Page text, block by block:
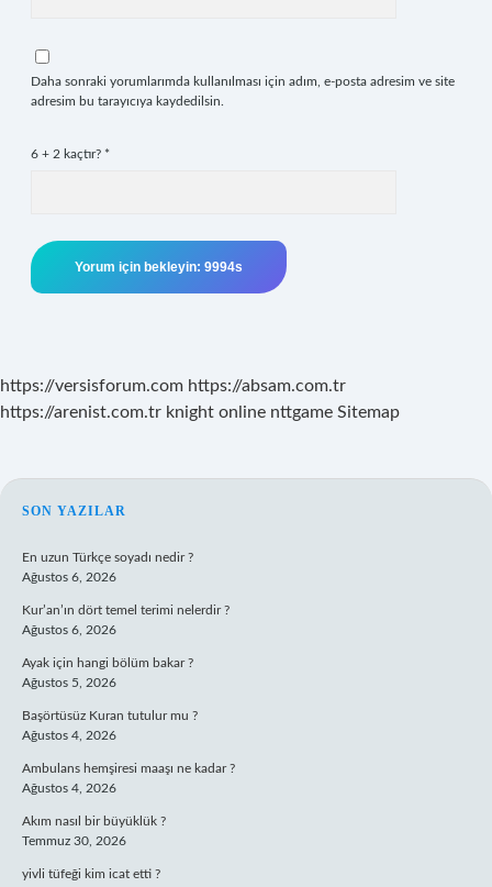
Daha sonraki yorumlarımda kullanılması için adım, e-posta adresim ve site
adresim bu tarayıcıya kaydedilsin.
6 + 2 kaçtır? *
https://versisforum.com https://absam.com.tr
https://arenist.com.tr knight online nttgame Sitemap
SIDEBAR
SON YAZILAR
En uzun Türkçe soyadı nedir ?
Ağustos 6, 2026
Kur’an’ın dört temel terimi nelerdir ?
Ağustos 6, 2026
Ayak için hangi bölüm bakar ?
Ağustos 5, 2026
Başörtüsüz Kuran tutulur mu ?
Ağustos 4, 2026
Ambulans hemşiresi maaşı ne kadar ?
Ağustos 4, 2026
Akım nasıl bir büyüklük ?
Temmuz 30, 2026
yivli tüfeği kim icat etti ?